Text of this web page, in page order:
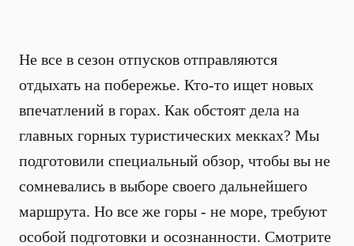
Не все в сезон отпусков отправляются
отдыхать на побережье. Кто-то ищет новых
впечатлений в горах. Как обстоят дела на
главных горных туристических мекках? Мы
подготовили специальный обзор, чтобы вы не
сомневались в выборе своего дальнейшего
маршрута. Но все же горы - не море, требуют
особой подготовки и осознанности. Смотрите